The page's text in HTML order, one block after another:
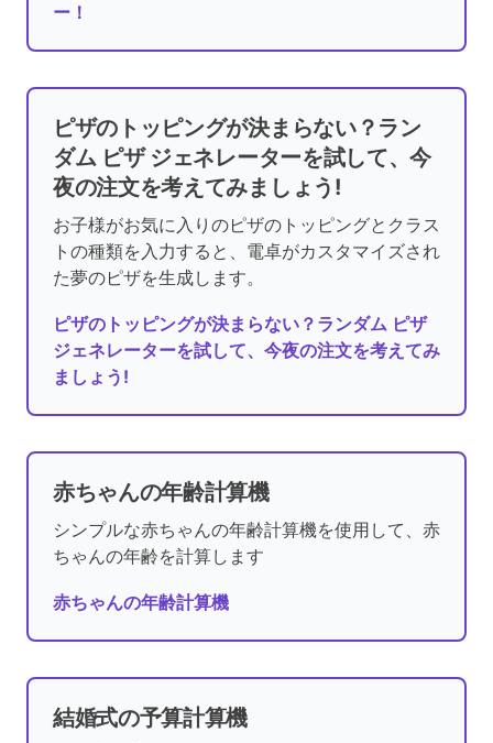
ー！
ピザのトッピングが決まらない？ラン
ダム ピザ ジェネレーターを試して、今
夜の注文を考えてみましょう!
お子様がお気に入りのピザのトッピングとクラス
トの種類を入力すると、電卓がカスタマイズされ
た夢のピザを生成します。
ピザのトッピングが決まらない？ランダム ピザ
ジェネレーターを試して、今夜の注文を考えてみ
ましょう!
赤ちゃんの年齢計算機
シンプルな赤ちゃんの年齢計算機を使用して、赤
ちゃんの年齢を計算します
赤ちゃんの年齢計算機
結婚式の予算計算機